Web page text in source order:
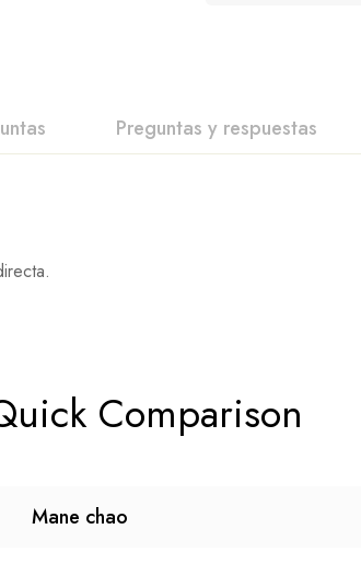
Preguntas y respuestas
Comparison
Mane chao